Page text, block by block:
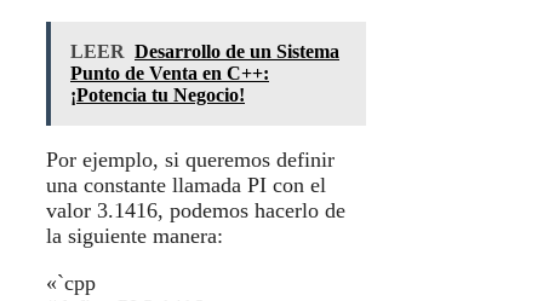
LEER Desarrollo de un Sistema
Punto de Venta en C++:
¡Potencia tu Negocio!
Por ejemplo, si queremos definir
una constante llamada PI con el
valor 3.1416, podemos hacerlo de
la siguiente manera:
«`cpp